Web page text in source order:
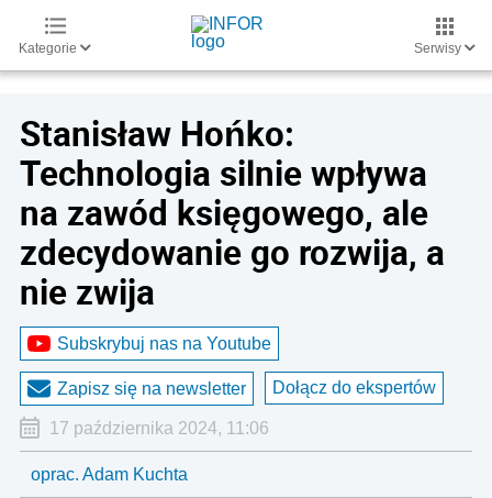
Kategorie Serwisy
Stanisław Hońko:
Technologia silnie wpływa
na zawód księgowego, ale
zdecydowanie go rozwija, a
nie zwija
Subskrybuj nas na Youtube
Zapisz się na newsletter Dołącz do ekspertów
17 października 2024, 11:06
oprac. Adam Kuchta